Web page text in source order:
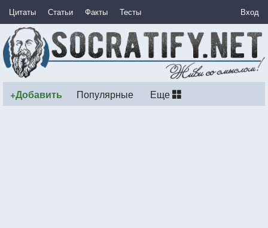
Цитаты Статьи Факты Тесты Вход
+Добавить Популярные Еще